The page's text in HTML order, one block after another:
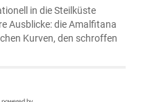
in die Steilküste
Ausblicke: die Amalfitana
Kurven, den schroffen